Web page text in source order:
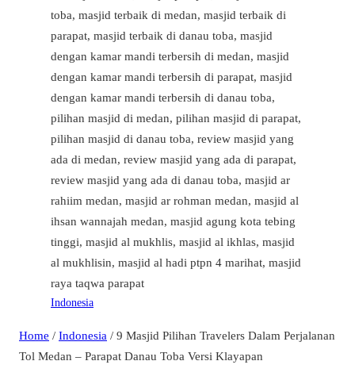
Indonesia
Home / Indonesia / 9 Masjid Pilihan Travelers Dalam Perjalanan
Tol Medan – Parapat Danau Toba Versi Klayapan